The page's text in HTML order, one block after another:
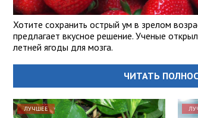
Хотите сохранить острый ум в зрелом
предлагает вкусное решение. Ученые
летней ягоды для мозга.
ЧИТАТЬ
ЛУЧШЕЕ